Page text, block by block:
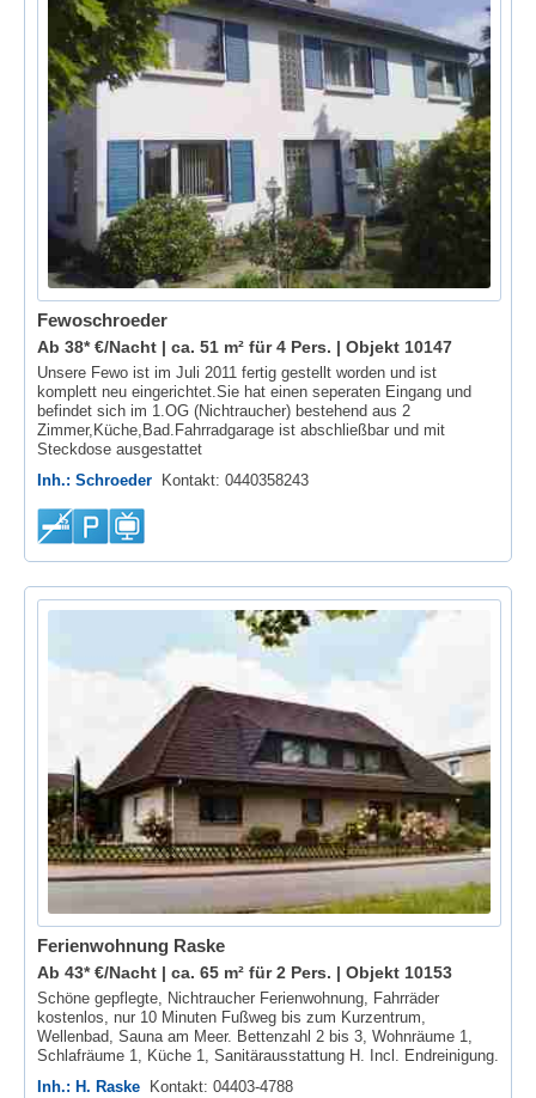
Fewoschroeder
Ab 38* €/Nacht | ca. 51 m² für 4 Pers. | Objekt 10147
Unsere Fewo ist im Juli 2011 fertig gestellt worden und ist
komplett neu eingerichtet.Sie hat einen seperaten Eingang und
befindet sich im 1.OG (Nichtraucher) bestehend aus 2
Zimmer,Küche,Bad.Fahrradgarage ist abschließbar und mit
Steckdose ausgestattet
Inh.: Schroeder
Kontakt: 0440358243
Ferienwohnung Raske
Ab 43* €/Nacht | ca. 65 m² für 2 Pers. | Objekt 10153
Schöne gepflegte, Nichtraucher Ferienwohnung, Fahrräder
kostenlos, nur 10 Minuten Fußweg bis zum Kurzentrum,
Wellenbad, Sauna am Meer. Bettenzahl 2 bis 3, Wohnräume 1,
Schlafräume 1, Küche 1, Sanitärausstattung H. Incl. Endreinigung.
Inh.: H. Raske
Kontakt: 04403-4788